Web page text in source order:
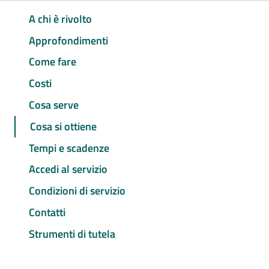
A chi è rivolto
Approfondimenti
Come fare
Costi
Cosa serve
Cosa si ottiene
Tempi e scadenze
Accedi al servizio
Condizioni di servizio
Contatti
Strumenti di tutela